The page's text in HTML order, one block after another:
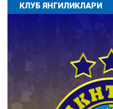
КЛУБ ЯНГИЛИКЛАРИ